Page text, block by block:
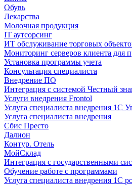
Обувь
Лекарства
Молочная продукция
IT аутсорсинг
ИТ обслуживание торговых
Мониторинг серверов клиента для
Установка программы учета
Консультация специалиста
Внедрение ПО
Интеграция с системой Честный
Услуги внедрения Frontol
Услуга специалиста внедрения 1С
Услуга специалиста внедрения
Сбис Престо
Далион
Контур. Отель
МойСклад
Интеграция с государственными
Обучение работе с программами
Услуга специалиста внедрения 1С